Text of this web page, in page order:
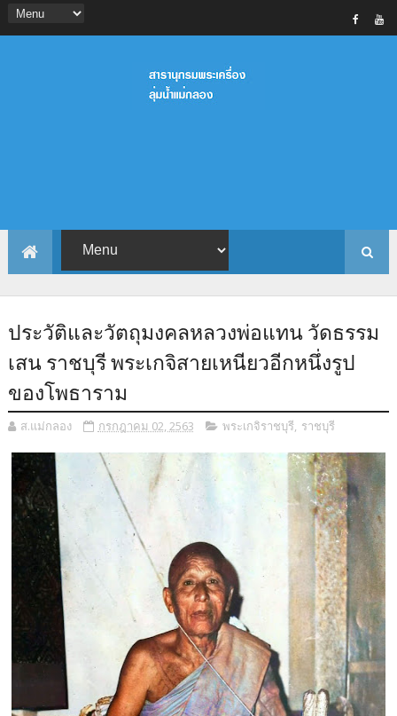
ประวัติและวัตถุมงคลหลวงพ่อแทน วัดธรรม
เสน ราชบุรี พระเกจิสายเหนียวอีกหนึ่งรูป
ของโพธาราม
ส.แม่กลอง กรกฎาคม 02, 2563 พระเกจิราชบุรี, ราชบุรี